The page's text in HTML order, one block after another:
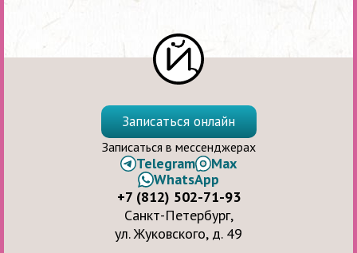
Записаться онлайн
Записаться в мессенджерах
Telegram
Max
WhatsApp
+7 (812) 502-71-93
Санкт-Петербург,
ул. Жуковского, д. 49